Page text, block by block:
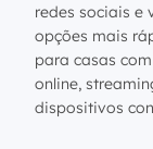
redes sociais e
opções mais
para casas
online,
dispositivos